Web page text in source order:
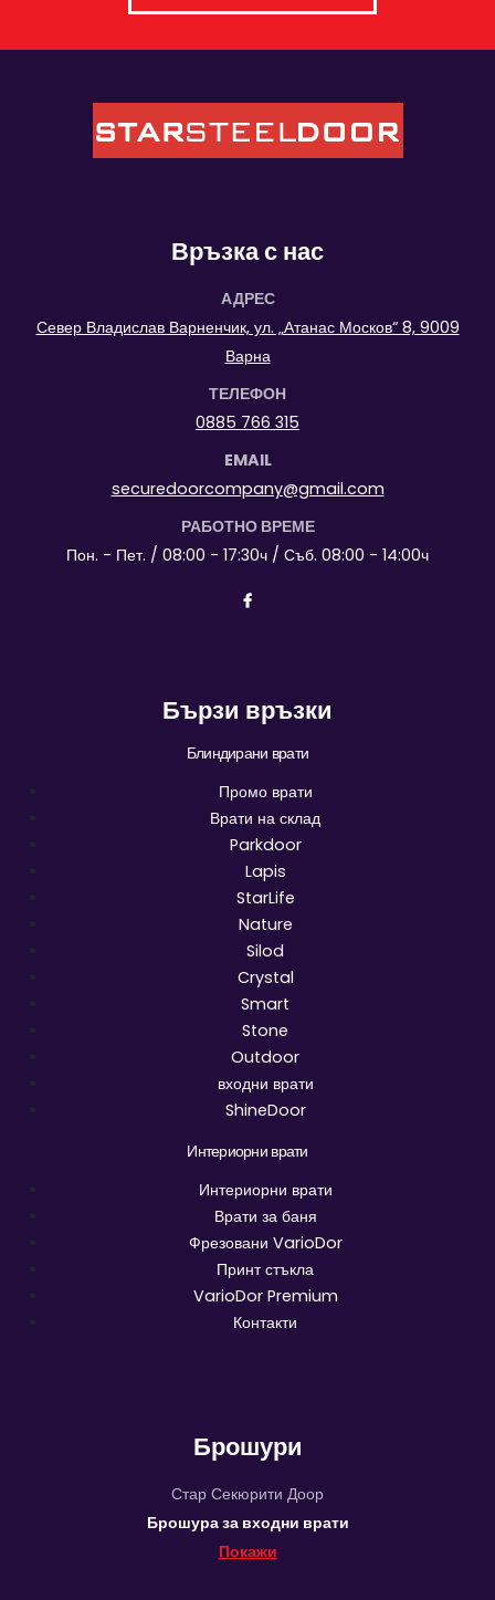
Връзка с нас
АДРЕС
Север Владислав Варненчик, ул. „Атанас Москов“ 8, 9009
Варна
ТЕЛЕФОН
0885 766 315
EMAIL
securedoorcompany@gmail.com
РАБОТНО ВРЕМЕ
Пон. - Пет. / 08:00 - 17:30ч / Съб. 08:00 - 14:00ч
Бързи връзки
Блиндирани врати
Промо врати
Врати на склад
Parkdoor
Lapis
StarLife
Nature
Silod
Crystal
Smart
Stone
Outdoor
входни врати
ShineDoor
Интериорни врати
Интериорни врати
Врати за баня
Фрезовани VarioDor
Принт стъкла
VarioDor Premium
Контакти
Брошури
Стар Секюрити Доор
Брошура за входни врати
Покажи